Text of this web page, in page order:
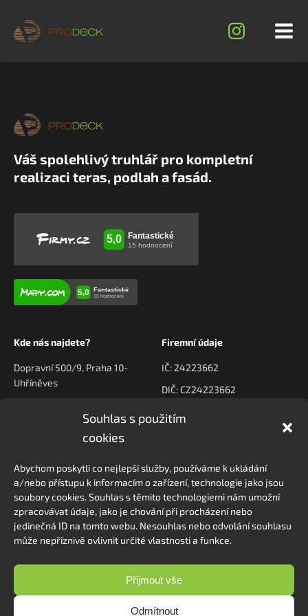
Souhlas s použitím
cookies
Abychom poskytli co nejlepší služby, používáme k ukládání
a/nebo přístupu k informacím o zařízení, technologie jako jsou
soubory cookies. Souhlas s těmito technologiemi nám umožní
zpracovávat údaje, jako je chování při procházení nebo
jedinečná ID na tomto webu. Nesouhlas nebo odvolání souhlasu
může nepříznivě ovlivnit určité vlastnosti a funkce.
Přijmout vše
Odmítnout
Váš spolehlivý truhlář pro kompletní
realizaci teras, podlah a fasád.
Kde nás najdete?
Dopravní 500/9, Praha 10-
Uhříněves
Firemní údaje
IČ: 24223662
DIČ: CZ24223662
Kontaktujte nás
+420 778 222 800
Navigace
O nás
Kontakt